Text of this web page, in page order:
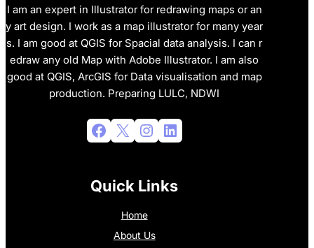
I am an expert in Illustrator for redrawing maps or an
y art design. I work as a map illustrator for many year
s. I am good at QGIS for Spacial data analysis. I can r
edraw any old Map with Adobe Illustrator. I am also
good at QGIS, ArcGIS for Data visualisation and map
production. Preparing LULC, NDWI
Facebook X Instagram LinkedIn
Quick Links
Home
About Us